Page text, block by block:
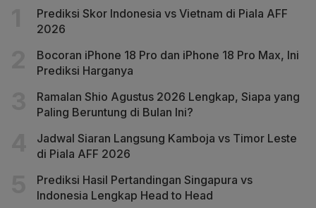
Prediksi Skor Indonesia vs Vietnam di Piala AFF
2026
Bocoran iPhone 18 Pro dan iPhone 18 Pro Max, Ini
Prediksi Harganya
Ramalan Shio Agustus 2026 Lengkap, Siapa yang
Paling Beruntung di Bulan Ini?
Jadwal Siaran Langsung Kamboja vs Timor Leste
di Piala AFF 2026
Prediksi Hasil Pertandingan Singapura vs
Indonesia Lengkap Head to Head